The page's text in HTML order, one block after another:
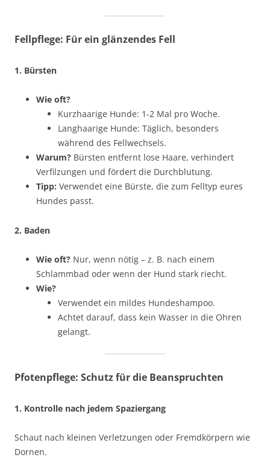
Fellpflege: Für ein glänzendes Fell
1. Bürsten
Wie oft?
Kurzhaarige Hunde: 1-2 Mal pro Woche.
Langhaarige Hunde: Täglich, besonders
während des Fellwechsels.
Warum? Bürsten entfernt lose Haare, verhindert
Verfilzungen und fördert die Durchblutung.
Tipp: Verwendet eine Bürste, die zum Felltyp eures
Hundes passt.
2. Baden
Wie oft? Nur, wenn nötig – z. B. nach einem
Schlammbad oder wenn der Hund stark riecht.
Wie?
Verwendet ein mildes Hundeshampoo.
Achtet darauf, dass kein Wasser in die Ohren
gelangt.
Pfotenpflege: Schutz für die Beanspruchten
1. Kontrolle nach jedem Spaziergang
Schaut nach kleinen Verletzungen oder Fremdkörpern wie
Dornen.